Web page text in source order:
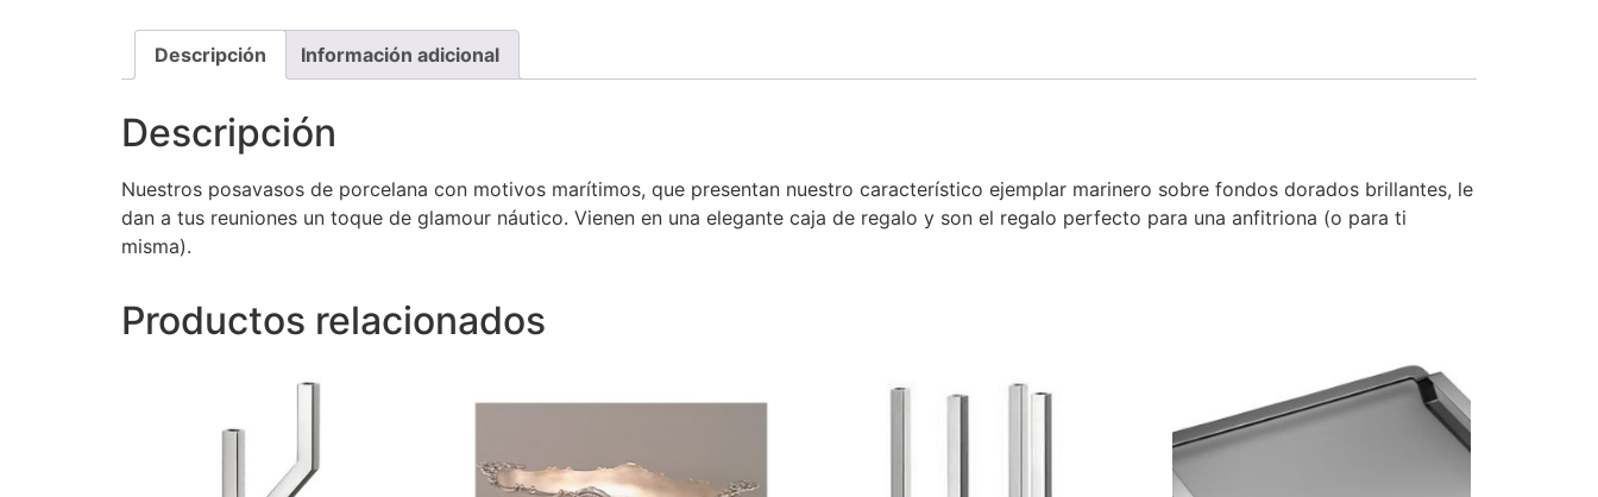
Descripción Información adicional
Descripción
Nuestros posavasos de porcelana con motivos marítimos, que presentan nuestro característico ejemplar marinero sobre fondos dorados brillantes, le
dan a tus reuniones un toque de glamour náutico. Vienen en una elegante caja de regalo y son el regalo perfecto para una anfitriona (o para ti
misma).
Productos relacionados